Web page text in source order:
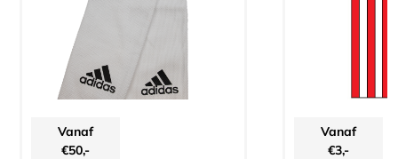
Vanaf
€50,-
Vanaf
€3,-